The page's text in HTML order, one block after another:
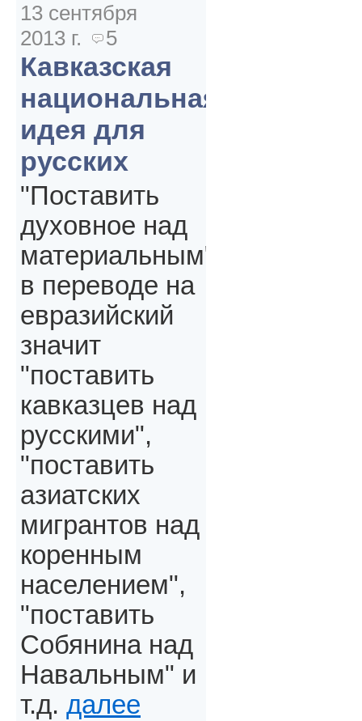
13 сентября
2013 г.
5
Кавказская
национальная
идея для
русских
"Поставить
духовное над
материальным"
в переводе на
евразийский
значит
"поставить
кавказцев над
русскими",
"поставить
азиатских
мигрантов над
коренным
населением",
"поставить
Собянина над
Навальным" и
т.д. далее